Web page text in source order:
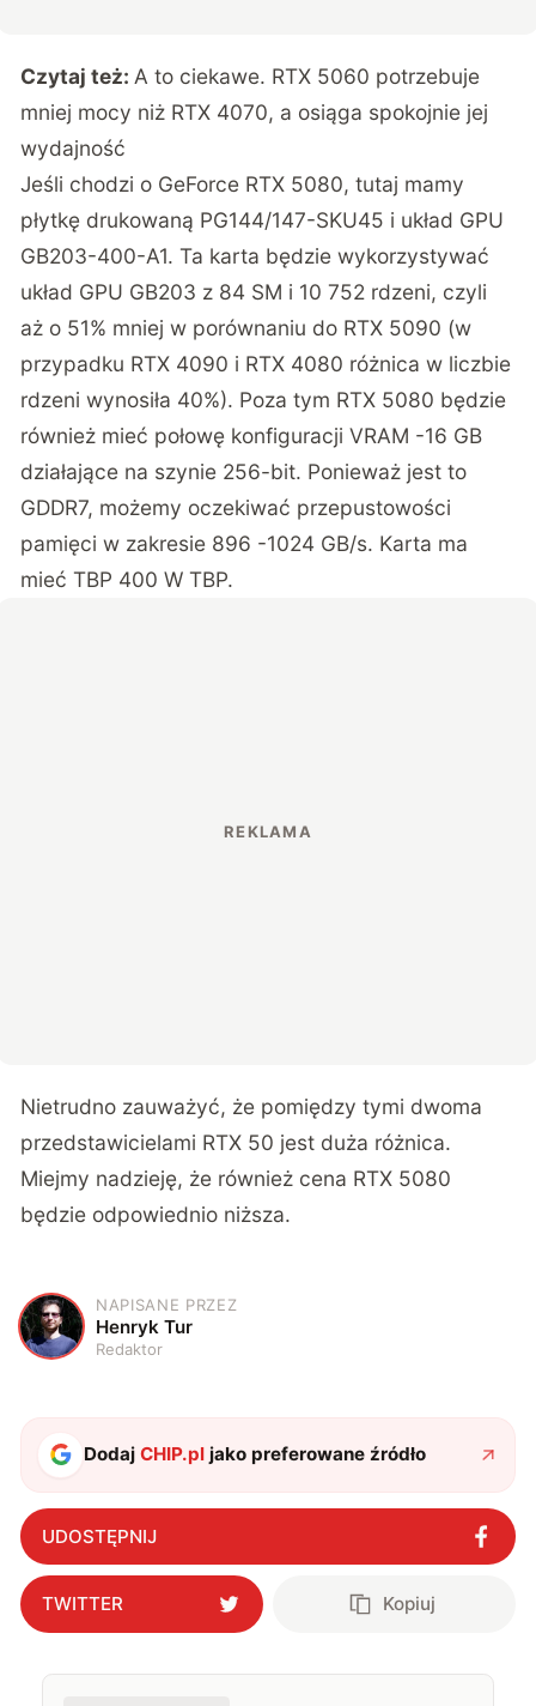
Czytaj też: A to ciekawe. RTX 5060 potrzebuje
mniej mocy niż RTX 4070, a osiąga spokojnie jej
wydajność
Jeśli chodzi o GeForce RTX 5080, tutaj mamy
płytkę drukowaną PG144/147-SKU45 i układ GPU
GB203-400-A1. Ta karta będzie wykorzystywać
układ GPU GB203 z 84 SM i 10 752 rdzeni, czyli
aż o 51% mniej w porównaniu do RTX 5090 (w
przypadku RTX 4090 i RTX 4080 różnica w liczbie
rdzeni wynosiła 40%). Poza tym RTX 5080 będzie
również mieć połowę konfiguracji VRAM -16 GB
działające na szynie 256-bit. Ponieważ jest to
GDDR7, możemy oczekiwać przepustowości
pamięci w zakresie 896 -1024 GB/s. Karta ma
mieć TBP 400 W TBP.
Nietrudno zauważyć, że pomiędzy tymi dwoma
przedstawicielami RTX 50 jest duża różnica.
Miejmy nadzieję, że również cena RTX 5080
będzie odpowiednio niższa.
H
NAPISANE PRZEZ
Henryk Tur
Redaktor
DodajCHIP.pl jako preferowane źródło
UDOSTĘPNIJ
TWITTER Kopiuj